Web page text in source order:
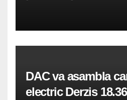
DAC va asambla
electric Derzis